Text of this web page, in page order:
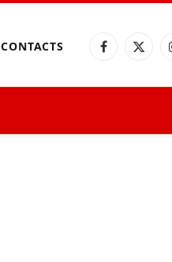
CONTACTS Facebook
X